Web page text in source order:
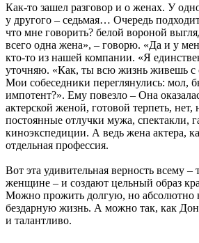
Как-то зашел разговор и о женах. У
у другого – седьмая… Очередь
что мне говорить? белой вороной
всего одна жена», – говорю. «Да и у
кто-то из нашей компании. «Я
уточняю. «Как, ты всю жизнь живешь
Мои собеседники переглянулись: мол,
импотент?». Ему повезло – Она
актерской женой, готовой терпеть,
постоянные отлучки мужа, спектакли,
киноэкспедиции. А ведь жена актера,
отдельная профессия.
Вот эта удивительная верность всему –
женщине – и создают цельный образ
Можно прожить долгую, но абсолютно
бездарную жизнь. А можно так, как
и талантливо.